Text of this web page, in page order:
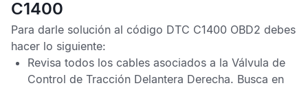
C1400
Para darle solución al código DTC C1400 OBD2 debes
hacer lo siguiente:
Revisa todos los cables asociados a la Válvula de
Control de Tracción Delantera Derecha. Busca en